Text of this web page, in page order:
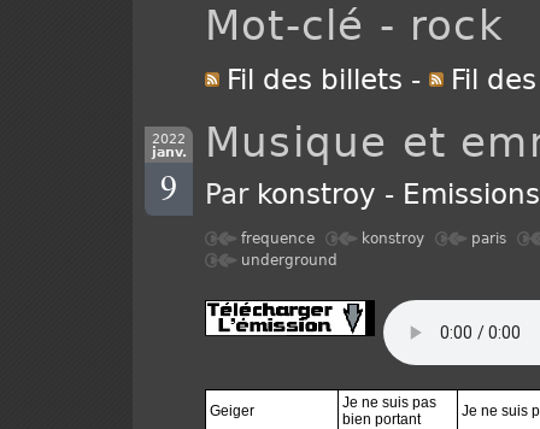
Mot-clé - rock
Fil des billets - Fil
2022
janv.
9
Musique et
Par konstroy -
frequence konstroy
paris
underground
Geiger
Je ne suis pas
bien portant
Je ne suis